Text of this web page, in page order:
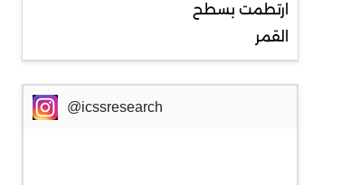
ارتطمت بسطح
القمر
@icssresearch